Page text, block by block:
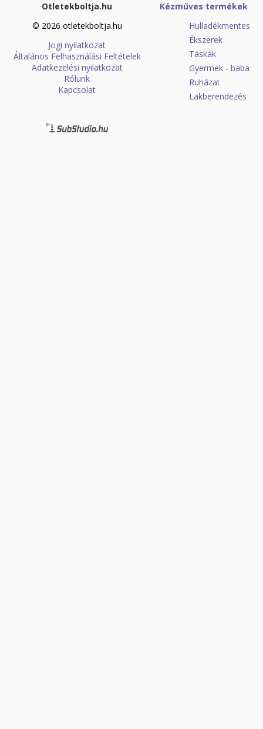
Otletekboltja.hu
© 2026 otletekboltja.hu
Jogi nyilatkozat
Általános Felhasználási Feltételek
Adatkezelési nyilatkozat
Rólunk
Kapcsolat
Kézműves termékek
Hulladékmentes
Ékszerek
Táskák
Gyermek - baba
Ruházat
Lakberendezés